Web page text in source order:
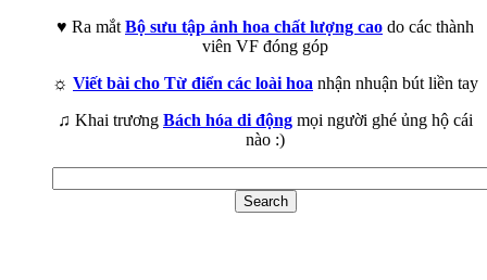
♥ Ra mắt Bộ sưu tập ảnh hoa chất lượng cao do các thành
viên VF đóng góp
☼ Viết bài cho Từ điển các loài hoa nhận nhuận bút liền tay
♫ Khai trương Bách hóa di động mọi người ghé ủng hộ cái
nào :)